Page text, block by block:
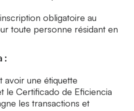
obligatoire au
toute personne résidant en
:
avoir une étiquette
le Certificado de Eficiencia
les transactions et